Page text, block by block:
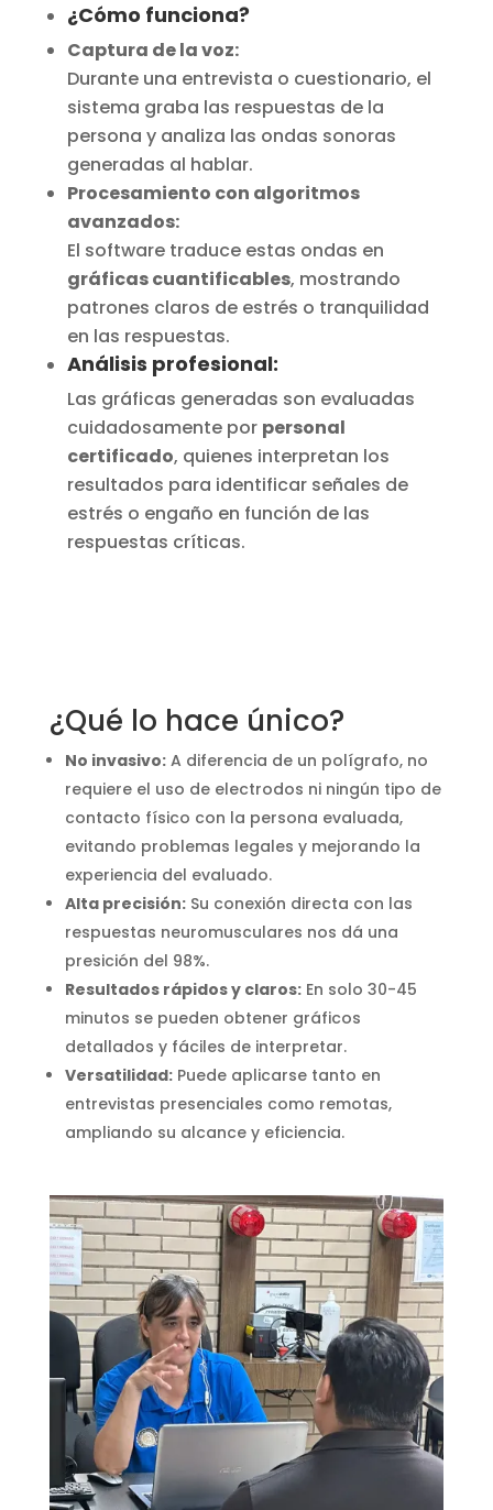
¿Cómo funciona?
Captura de la voz:
Durante una entrevista o cuestionario, el
sistema graba las respuestas de la
persona y analiza las ondas sonoras
generadas al hablar.
Procesamiento con algoritmos
avanzados:
El software traduce estas ondas en
gráficas cuantificables, mostrando
patrones claros de estrés o tranquilidad
en las respuestas.
Análisis profesional:
Las gráficas generadas son evaluadas
cuidadosamente por personal
certificado, quienes interpretan los
resultados para identificar señales de
estrés o engaño en función de las
respuestas críticas.
¿Qué lo hace único?
No invasivo:A diferencia de un polígrafo, no
requiere el uso de electrodos ni ningún tipo de
contacto físico con la persona evaluada,
evitando problemas legales y mejorando la
experiencia del evaluado.
Alta precisión:Su conexión directa con las
respuestas neuromusculares nos dá una
presición del 98%.
Resultados rápidos y claros:En solo 30-45
minutos se pueden obtener gráficos
detallados y fáciles de interpretar.
Versatilidad:Puede aplicarse tanto en
entrevistas presenciales como remotas,
ampliando su alcance y eficiencia.